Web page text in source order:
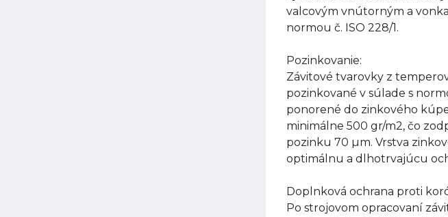
valcovým vnútorným a
normou č. ISO 228/1.
Pozinkovanie:
Závitové tvarovky z
pozinkované v súlade s
ponorené do zinkového
minimálne 500 gr/m2, čo
pozinku 70 µm. Vrstva
optimálnu a dlhotrvajúcu
Doplnková ochrana proti
Po strojovom opracovaní